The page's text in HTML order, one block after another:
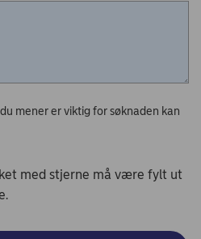
mener er viktig for søknaden kan
med stjerne må være fylt ut